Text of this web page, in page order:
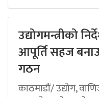
उद्योगमन्त्रीको
आपूर्ति सहज
गठन
काठमाडौं/ उद्योग,